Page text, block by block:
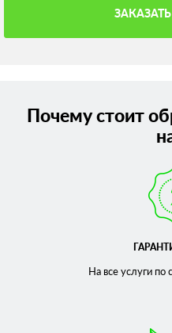
Почему стоит
На все услуги по